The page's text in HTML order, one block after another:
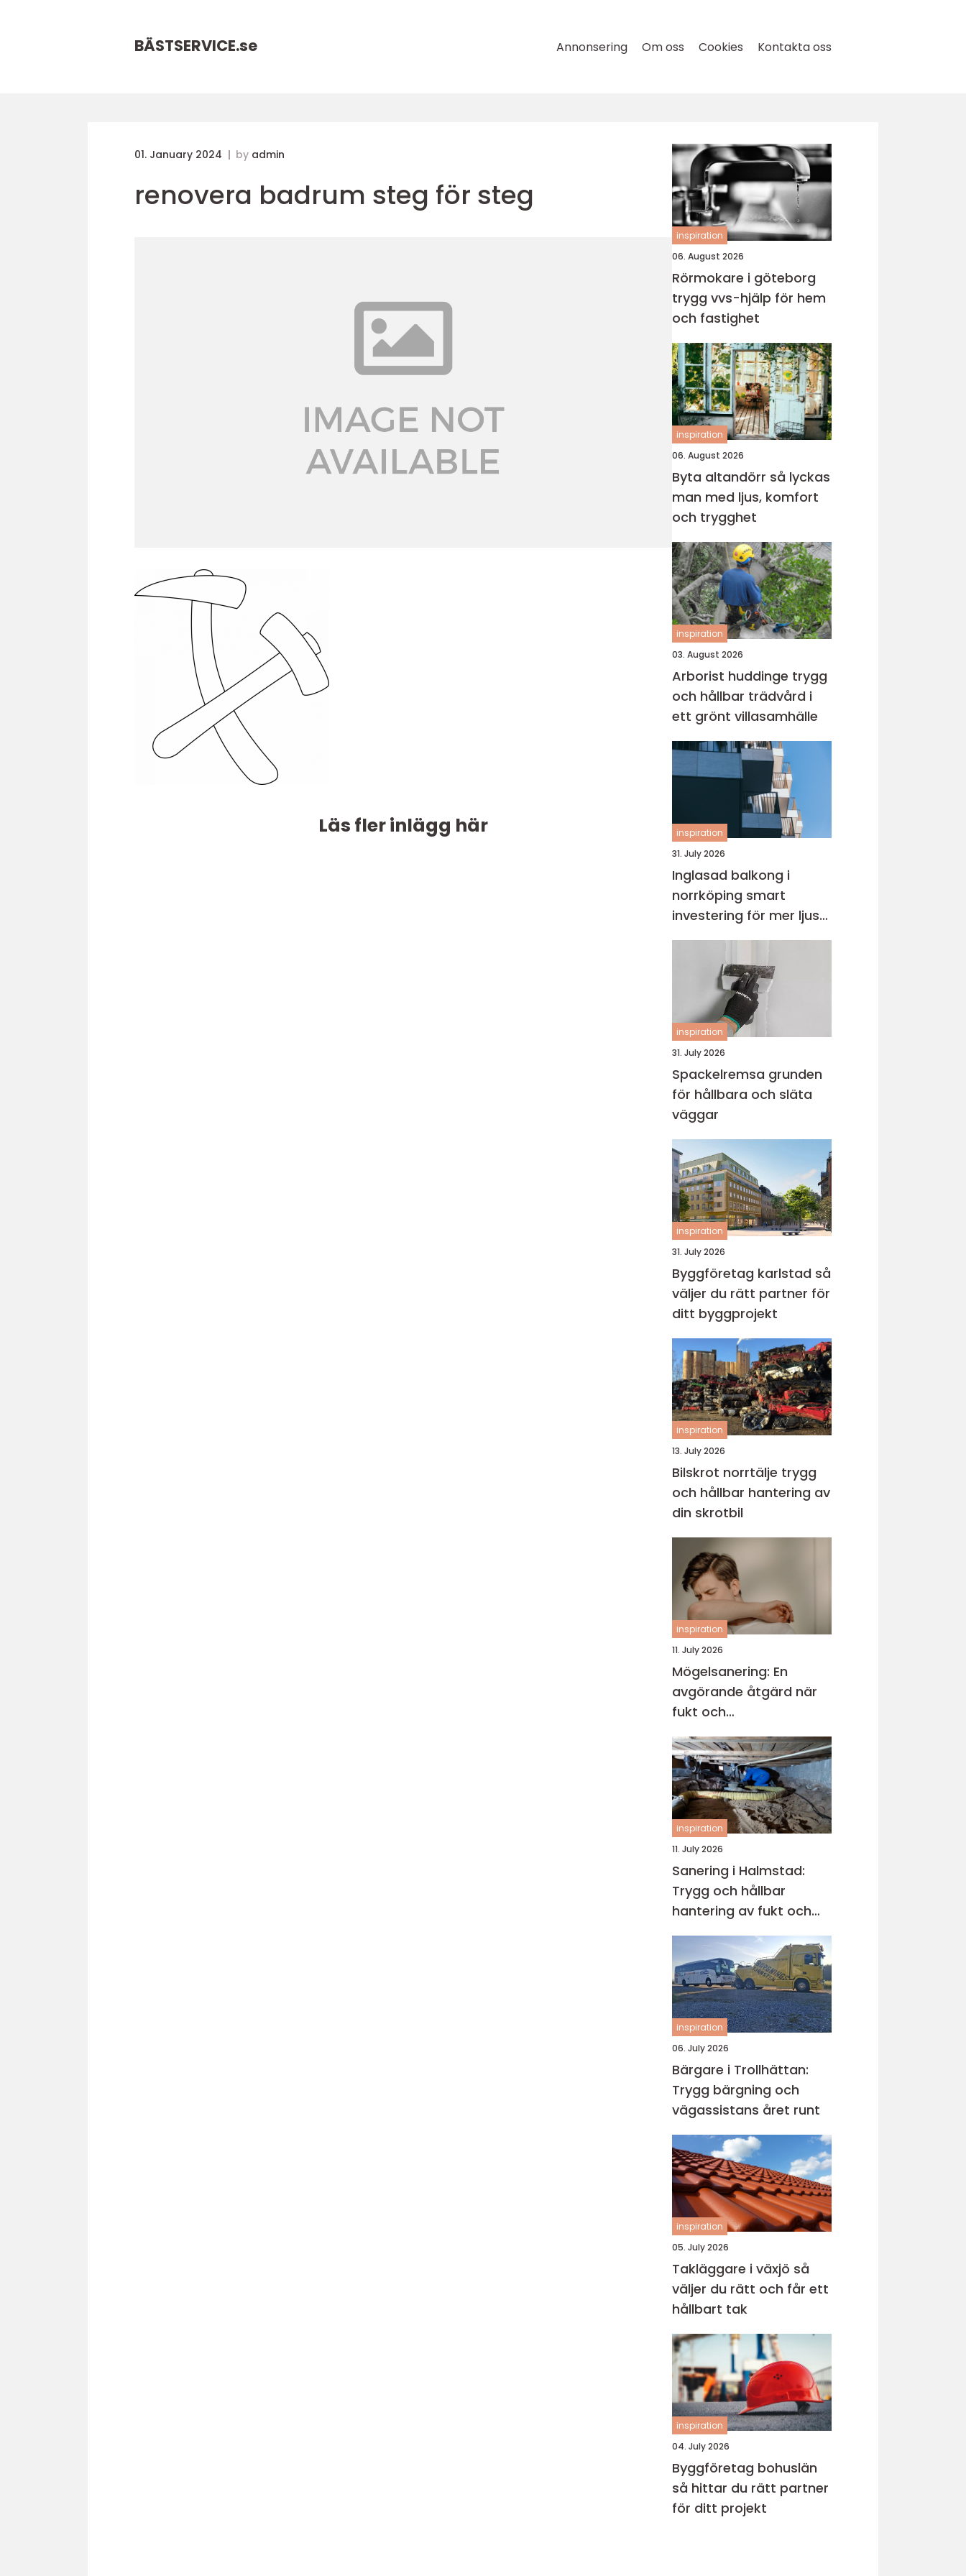
BÄSTSERVICE.se Annonsering Om oss Cookies Kontakta oss
01. January 2024 by admin
renovera badrum steg för steg
Läs fler inlägg här
inspiration
06. August 2026
Rörmokare i göteborg
trygg vvs-hjälp för hem
och fastighet
inspiration
06. August 2026
Byta altandörr så lyckas
man med ljus, komfort
och trygghet
inspiration
03. August 2026
Arborist huddinge trygg
och hållbar trädvård i
ett grönt villasamhälle
inspiration
31. July 2026
Inglasad balkong i
norrköping smart
investering för mer ljus
och extra yta
inspiration
31. July 2026
Spackelremsa grunden
för hållbara och släta
väggar
inspiration
31. July 2026
Byggföretag karlstad så
väljer du rätt partner för
ditt byggprojekt
inspiration
13. July 2026
Bilskrot norrtälje trygg
och hållbar hantering av
din skrotbil
inspiration
11. July 2026
Mögelsanering: En
avgörande åtgärd när
fukt och
mikroorganismer har
fått fäste i en byggnad
inspiration
11. July 2026
Sanering i Halmstad:
Trygg och hållbar
hantering av fukt och
skador
inspiration
06. July 2026
Bärgare i Trollhättan:
Trygg bärgning och
vägassistans året runt
inspiration
05. July 2026
Takläggare i växjö så
väljer du rätt och får ett
hållbart tak
inspiration
04. July 2026
Byggföretag bohuslän
så hittar du rätt partner
för ditt projekt